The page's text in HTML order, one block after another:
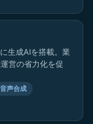
生成AIを搭載。業
営の省力化を促
声合成